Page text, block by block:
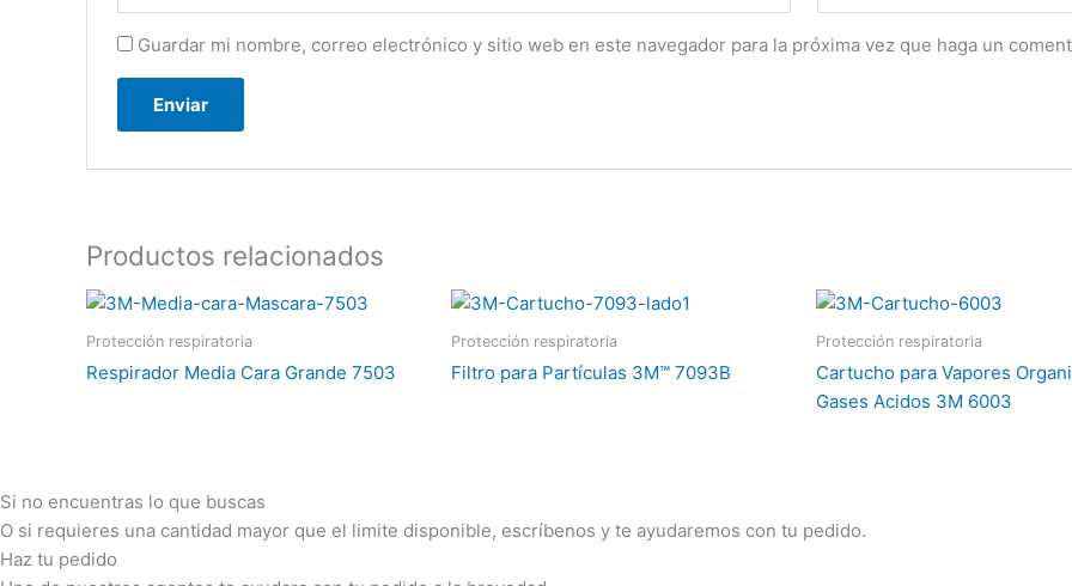
Guardar mi nombre, correo electrónico y sitio web en este navegador para la próxima vez que haga un
Productos relacionados
Protección respiratoria
Respirador Media Cara Grande 7503
Protección respiratoria
Filtro para Partículas 3M™ 7093B
Protección respiratoria
Cartucho para Vapores
Gases Acidos 3M 6003
Si no encuentras lo que buscas
O si requieres una cantidad mayor que el limite disponible, escríbenos y te ayudaremos con tu pedido.
Haz tu pedido